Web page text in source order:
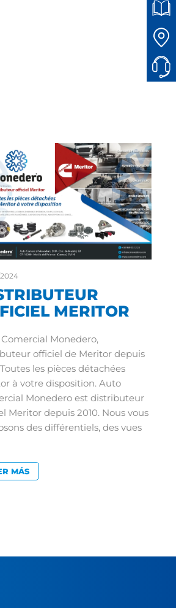
MERITOR
Monedero,
officiel de Meritor depuis
les pièces détachées
à votre disposition. Auto
Monedero est distributeur
Meritor depuis 2010. Nous vous
des différentiels, des vues
MÁS